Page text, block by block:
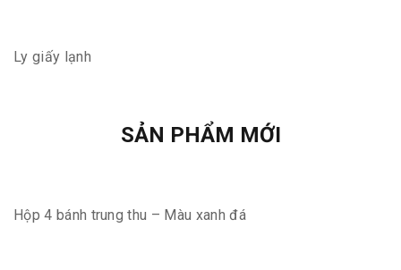
Ly giấy lạnh
SẢN PHẨM MỚI
Hộp 4 bánh trung thu – Màu xanh đá